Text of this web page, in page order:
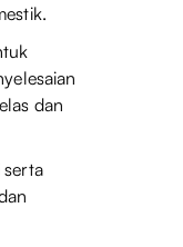
dan
serta